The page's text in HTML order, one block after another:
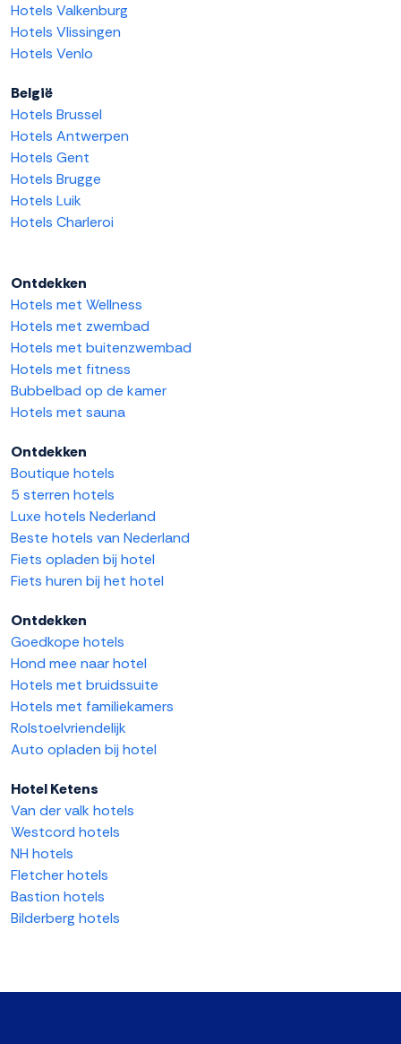
Hotels Valkenburg
Hotels Vlissingen
Hotels Venlo
België
Hotels Brussel
Hotels Antwerpen
Hotels Gent
Hotels Brugge
Hotels Luik
Hotels Charleroi
Ontdekken
Hotels met Wellness
Hotels met zwembad
Hotels met buitenzwembad
Hotels met fitness
Bubbelbad op de kamer
Hotels met sauna
Ontdekken
Boutique hotels
5 sterren hotels
Luxe hotels Nederland
Beste hotels van Nederland
Fiets opladen bij hotel
Fiets huren bij het hotel
Ontdekken
Goedkope hotels
Hond mee naar hotel
Hotels met bruidssuite
Hotels met familiekamers
Rolstoelvriendelijk
Auto opladen bij hotel
Hotel Ketens
Van der valk hotels
Westcord hotels
NH hotels
Fletcher hotels
Bastion hotels
Bilderberg hotels